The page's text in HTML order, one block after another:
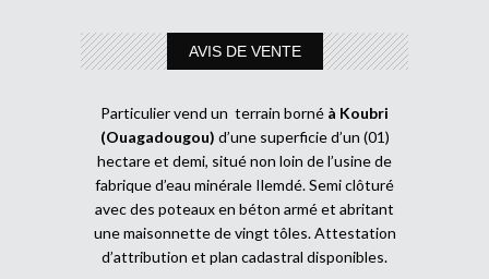
AVIS DE VENTE
Particulier vend un terrain borné à Koubri
(Ouagadougou) d’une superficie d’un (01)
hectare et demi, situé non loin de l’usine de
fabrique d’eau minérale Ilemdé. Semi clôturé
avec des poteaux en béton armé et abritant
une maisonnette de vingt tôles. Attestation
d’attribution et plan cadastral disponibles.